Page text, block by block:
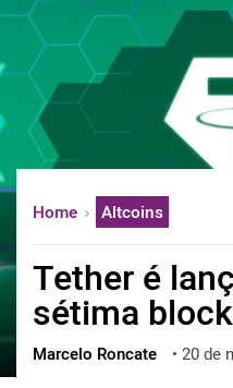
español
français
italiano
deutsch
日本語
русский
العربية
ไทย
ქართული
Home Altcoins
Tether é
sétima
Marcelo Roncate • 20 de